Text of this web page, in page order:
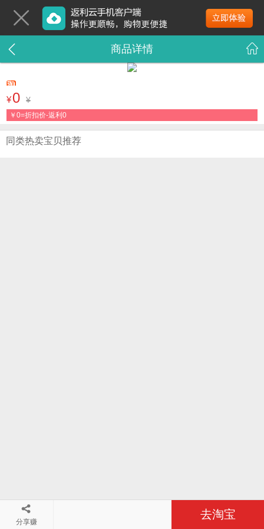
商品详情
¥0 ¥
￥0=折扣价-返利0
分享赚
去淘宝
同类热卖宝贝推荐